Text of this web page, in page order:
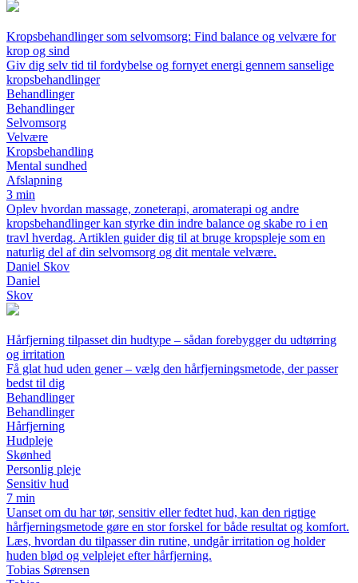
Kropsbehandlinger som selvomsorg: Find balance og velvære for
krop og sind
Giv dig selv tid til fordybelse og fornyet energi gennem sanselige
kropsbehandlinger
Behandlinger
Behandlinger
Selvomsorg
Velvære
Kropsbehandling
Mental sundhed
Afslapning
3 min
Oplev hvordan massage, zoneterapi, aromaterapi og andre
kropsbehandlinger kan styrke din indre balance og skabe ro i en
travl hverdag. Artiklen guider dig til at bruge kropspleje som en
naturlig del af din selvomsorg og dit mentale velvære.
Daniel Skov
Daniel
Skov
Hårfjerning tilpasset din hudtype – sådan forebygger du udtørring
og irritation
Få glat hud uden gener – vælg den hårfjerningsmetode, der passer
bedst til dig
Behandlinger
Behandlinger
Hårfjerning
Hudpleje
Skønhed
Personlig pleje
Sensitiv hud
7 min
Uanset om du har tør, sensitiv eller fedtet hud, kan den rigtige
hårfjerningsmetode gøre en stor forskel for både resultat og komfort.
Læs, hvordan du tilpasser din rutine, undgår irritation og holder
huden blød og velplejet efter hårfjerning.
Tobias Sørensen